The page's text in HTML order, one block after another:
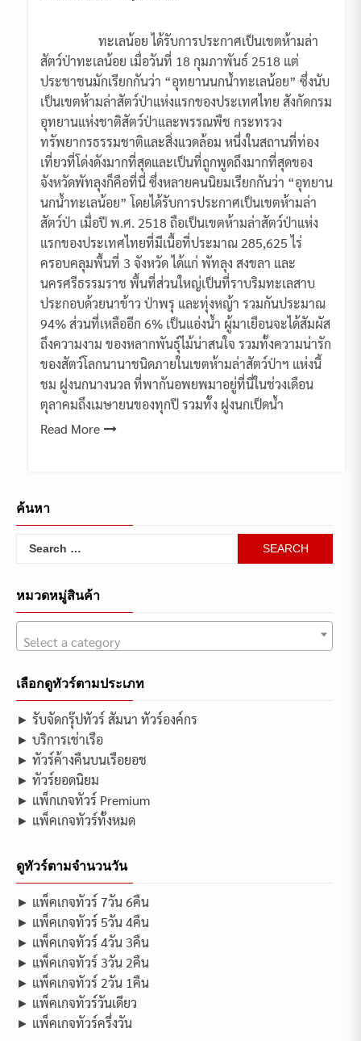
ทะเลน้อย ได้รับการประกาศเป็นเขตห้ามล่า
สัตว์ป่าทะเลน้อย เมื่อวันที่ 18 กุมภาพันธ์ 2518 แต่
ประชาชนมักเรียกกันว่า “อุทยานนกน้ำทะเลน้อย” ซึ่งนับ
เป็นเขตห้ามล่าสัตว์ป่าแห่งแรกของประเทศไทย สังกัดกรม
อุทยานแห่งชาติสัตว์ป่าและพรรณพืช กระทรวง
ทรัพยากรธรรมชาติและสิ่งแวดล้อม หนึ่งในสถานที่ท่อง
เที่ยวที่โด่งดังมากที่สุดและเป็นที่ถูกพูดถึงมากที่สุดของ
จังหวัดพัทลุงก็คือที่นี่ ซึ่งหลายคนนิยมเรียกกันว่า “อุทยาน
นกน้ำทะเลน้อย” โดยได้รับการประกาศเป็นเขตห้ามล่า
สัตว์ป่า เมื่อปี พ.ศ. 2518 ถือเป็นเขตห้ามล่าสัตว์ป่าแห่ง
แรกของประเทศไทยที่มีเนื้อที่ประมาณ 285,625 ไร่
ครอบคลุมพื้นที่ 3 จังหวัด ได้แก่ พัทลุง สงขลา และ
นครศรีธรรมราช พื้นที่ส่วนใหญ่เป็นที่ราบริมทะเลสาบ
ประกอบด้วยนาข้าว ป่าพรุ และทุ่งหญ้า รวมกันประมาณ
94% ส่วนที่เหลืออีก 6% เป็นแอ่งน้ำ ผู้มาเยือนจะได้สัมผัส
ถึงความงาม ของหลากพันธุ์ไม้น่าสนใจ รวมทั้งความน่ารัก
ของสัตว์โลกนานาชนิดภายในเขตห้ามล่าสัตว์ป่าฯ แห่งนี้
ชม ฝูงนกนางนวล ที่พากันอพยพมาอยู่ที่นี่ในช่วงเดือน
ตุลาคมถึงเมษายนของทุกปี รวมทั้ง ฝูงนกเป็ดน้ำ
Read More
ค้นหา
Search
หมวดหมู่สินค้า
Select a category
เลือกดูทัวร์ตามประเภท
► รับจัดกรุ๊ปทัวร์ สัมนา ทัวร์องค์กร
► บริการเช่าเรือ
► ทัวร์ค้างคืนบนเรือยอช
► ทัวร์ยอดนิยม
► แพ็กเกจทัวร์ Premium
► แพ็คเกจทัวร์ทั้งหมด
ดูทัวร์ตามจำนวนวัน
► แพ็คเกจทัวร์ 7วัน 6คืน
► แพ็คเกจทัวร์ 5วัน 4คืน
► แพ็คเกจทัวร์ 4วัน 3คืน
► แพ็คเกจทัวร์ 3วัน 2คืน
► แพ็คเกจทัวร์ 2วัน 1คืน
► แพ็คเกจทัวร์วันเดียว
► แพ็คเกจทัวร์ครึ่งวัน